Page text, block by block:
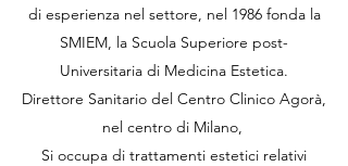
di esperienza nel settore, nel 1986 fonda la
SMIEM, la Scuola Superiore post-
Universitaria di Medicina Estetica.
Direttore Sanitario del Centro Clinico Agorà,
nel centro di Milano,
Si occupa di trattamenti estetici relativi